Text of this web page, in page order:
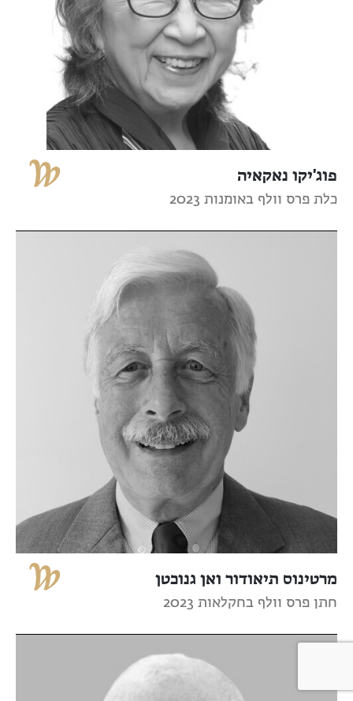
פוג'יקו נאקאיה
כלת פרס וולף באומנות 2023
מרטינוס תיאודור ואן גנוכטן
חתן פרס וולף בחקלאות 2023